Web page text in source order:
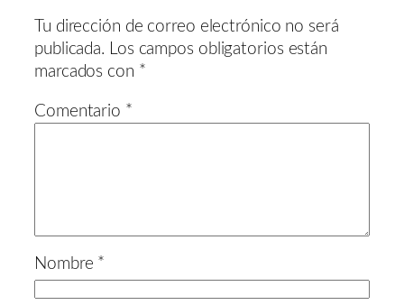
Tu dirección de correo electrónico no será
publicada. Los campos obligatorios están
marcados con *
Comentario *
Nombre *